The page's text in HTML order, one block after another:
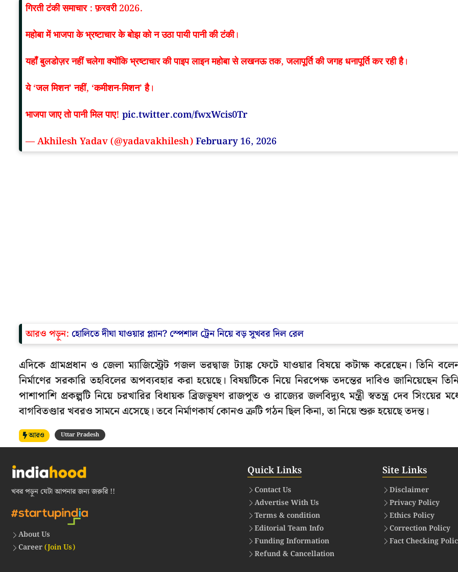
गिरती टंकी समाचार : फ़रवरी 2026.
महोबा में भाजपा के भ्रष्टाचार के बोझ को न उठा पायी पानी की टंकी।
यहाँ बुलडोज़र नहीं चलेगा क्योंकि भ्रष्टाचार की पाइप लाइन महोबा से लखनऊ तक, जलापूर्ति की जगह धनापूर्ति कर रही है।
ये ‘जल मिशन’ नहीं, ‘कमीशन-मिशन’ है।
भाजपा जाए तो पानी मिल पाए! pic.twitter.com/fwxWcis0Tr
— Akhilesh Yadav (@yadavakhilesh) February 16, 2026
আরও পড়ুন: হোলিতে দীঘা যাওয়ার প্ল্যান? স্পেশাল ট্রেন নিয়ে বড় সুখবর দিল রেল
এদিকে গ্রামপ্রধান ও জেলা ম্যাজিস্ট্রেট গজল ভরদ্বাজ ট্যাঙ্ক ফেটে যাওয়ার বিষয়ে কটাক্ষ করেছেন। তিনি
নির্মাণের সরকারি তহবিলের অপব্যবহার করা হয়েছে। বিষয়টিকে নিয়ে নিরপেক্ষ তদন্তের দাবিও জানিয়েছেন
পাশাপাশি প্রকল্পটি নিয়ে চরখারির বিধায়ক ব্রিজভূষণ রাজপুত ও রাজ্যের জলবিদ্যুৎ মন্ত্রী স্বতন্ত্র দেব সিংয়ের
বাগবিতণ্ডার খবরও সামনে এসেছে। তবে নির্মাণকার্য কোনও ত্রুটি গঠন ছিল কিনা, তা নিয়ে শুরু হয়েছে তদন্ত।
আরও Uttar Pradesh
খবর পড়ুন যেটা আপনার জন্য জরুরি !!
About Us
Career(Join Us)
Quick Links
Contact Us
Advertise With Us
Terms & condition
Editorial Team Info
Funding Information
Refund & Cancellation
Site Links
Disclaimer
Privacy Policy
Ethics Policy
Correction Policy
Fact Checking